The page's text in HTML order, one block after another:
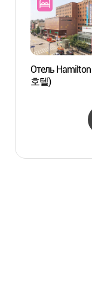
Отель
호텔)